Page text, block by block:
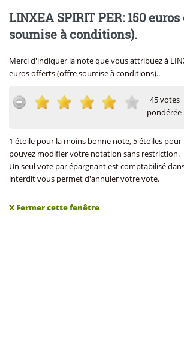
LINXEA SPIRIT PER: 150
soumise à conditions).
Merci d'indiquer la note que vous attribuez à
euros offerts (offre soumise à conditions)..
45 votes
pondérée
1 étoile pour la moins bonne note, 5 étoiles pour
pouvez modifier votre notation sans restriction.
Un seul vote par épargnant est comptabilisé
interdit vous permet d'annuler votre vote.
X Fermer cette fenêtre